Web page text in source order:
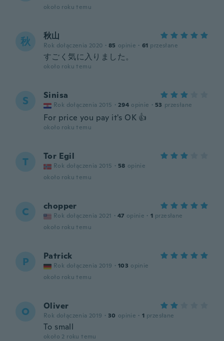
około roku temu
秋 秋山
Rok dołączenia 2020 · 85 opinie · 61 przesłane
すごく気に入りました。
około roku temu
S Sinisa
Rok dołączenia 2015 · 294 opinie · 53 przesłane
For price you pay it's OK 👍
około roku temu
T Tor Egil
Rok dołączenia 2015 · 58 opinie
około roku temu
C chopper
Rok dołączenia 2021 · 47 opinie · 1 przesłane
około roku temu
P Patrick
Rok dołączenia 2019 · 103 opinie
około roku temu
O Oliver
Rok dołączenia 2019 · 30 opinie · 1 przesłane
To small
około 2 roku temu